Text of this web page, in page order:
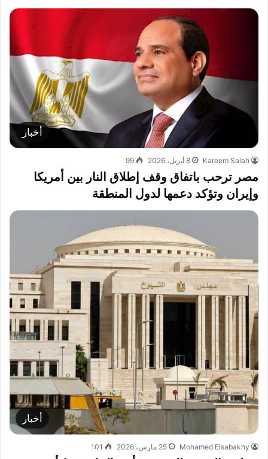
أخبار
Kareem Salah 8 أبريل، 2026 99
مصر ترحب باتفاق وقف إطلاق النار بين أمريكا
وإيران وتؤكد دعمها لدول المنطقة
أخبار
Mohamed Elsabakhy 25 مارس، 2026 101